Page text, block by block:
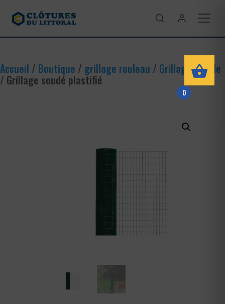
Accueil / Boutique / grillage rouleau / Grillage souple
/ Grillage soudé plastifié
0